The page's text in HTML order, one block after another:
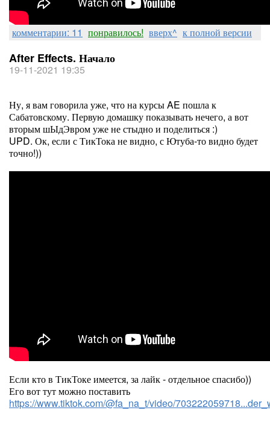
комментарии: 11 понравилось! вверх^ к полной версии
After Effects. Начало
19-11-2021 19:35
Ну, я вам говорила уже, что на курсы AE пошла к
Сабатовскому. Первую домашку показывать нечего, а вот
вторым шЫдЭвром уже не стыдно и поделиться :)
UPD. Ок, если с ТикТока не видно, с Ютуба-то видно будет
точно!))
Если кто в ТикТоке имеется, за лайк - отдельное спасибо))
Его вот тут можно поставить
https://www.tiktok.com/@fa_na_t/video/